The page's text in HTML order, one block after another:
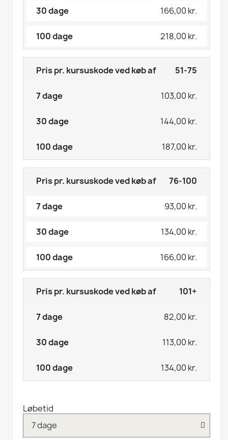
166,00 kr.
218,00 kr.
51-75
103,00 kr.
144,00 kr.
187,00 kr.
76-100
93,00 kr.
134,00 kr.
166,00 kr.
101+
82,00 kr.
113,00 kr.
134,00 kr.
Løbetid